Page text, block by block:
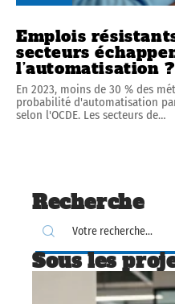
Emplois
secteurs
l’automatisation ?
En 2023, moins de 30 % des
probabilité d'automatisation
selon l'OCDE. Les secteurs de…
Recherche
Sous les